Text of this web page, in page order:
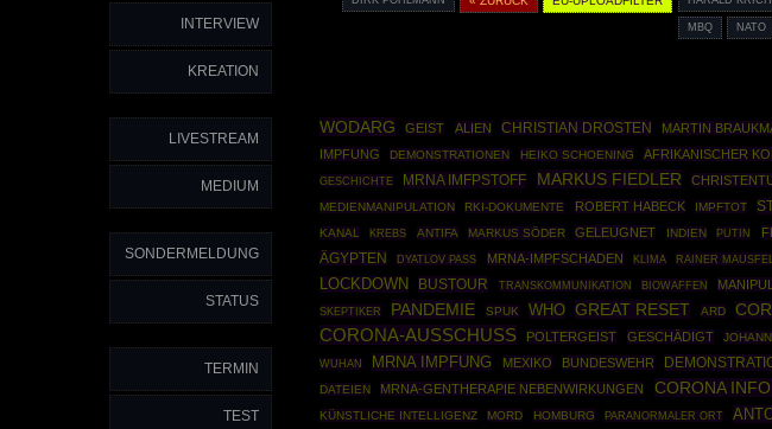
INTERVIEW
KREATION
LIVESTREAM
MEDIUM
SONDERMELDUNG
STATUS
TERMIN
TEST
MBQ NATO
WODARG
GEIST ALIEN CHRISTIAN DROSTEN MARTIN
IMPFUNG
DEMONSTRATIONEN HEIKO SCHOENING AFRIKANISCHER
GESCHICHTE MRNA IMFPSTOFF MARKUS FIEDLER
MEDIENMANIPULATION RKI-DOKUMENTE ROBERT HABECK IMPFTOT
KANAL
KREBS ANTIFA MARKUS SÖDER GELEUGNET INDIEN PUTIN
ÄGYPTEN DYATLOV PASS MRNA-IMPFSCHADEN KLIMA RAINER
LOCKDOWN BUSTOUR TRANSKOMMUNIKATION BIOWAFFEN
SKEPTIKER
PANDEMIE SPUK WHO GREAT RESET ARD
CORONA-AUSSCHUSS
POLTERGEIST GESCHÄDIGT
WUHAN MRNA IMPFUNG MEXIKO BUNDESWEHR
DATEIEN
MRNA-GENTHERAPIE NEBENWIRKUNGEN CORONA
KÜNSTLICHE INTELLIGENZ MORD HOMBURG PARANORMALER ORT